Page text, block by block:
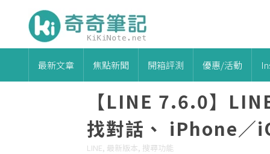
最新文章 焦點新聞 開箱評測 優惠/活動
【LINE 7.6.0】
找對話、 iPhone／
LINE, 最新版本, 搜尋功能